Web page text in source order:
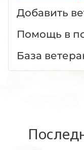
Добавить
Помощь в
База